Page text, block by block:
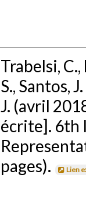
Trabelsi,
S., Santos,
J. (avril
écrite]. 6th
pages).
Lien